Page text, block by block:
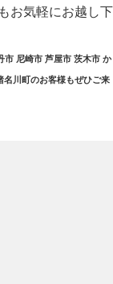
お気軽にお越し下
市 尼崎市 芦屋市 茨木市 か
名川町のお客様もぜひご来